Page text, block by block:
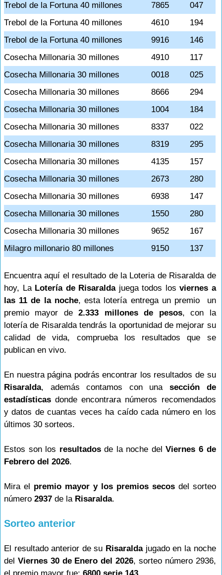
Trebol de la Fortuna 40 millones
7865
047
Trebol de la Fortuna 40 millones
4610
194
Trebol de la Fortuna 40 millones
9916
146
Cosecha Millonaria 30 millones
4910
117
Cosecha Millonaria 30 millones
0018
025
Cosecha Millonaria 30 millones
8666
294
Cosecha Millonaria 30 millones
1004
184
Cosecha Millonaria 30 millones
8337
022
Cosecha Millonaria 30 millones
8319
295
Cosecha Millonaria 30 millones
4135
157
Cosecha Millonaria 30 millones
2673
280
Cosecha Millonaria 30 millones
6938
147
Cosecha Millonaria 30 millones
1550
280
Cosecha Millonaria 30 millones
9652
167
Milagro millonario 80 millones
9150 137
Encuentra aquí el resultado de la Loteria de Risaralda de
hoy, La Lotería de Risaraldajuega todos losviernes a
las 11 de la noche, esta lotería entrega un premio un
premio mayor de2.333 millones de pesos, con la
lotería de Risaralda tendrás la oportunidad de mejorar su
calidad de vida, comprueba los resultados que se
publican en vivo.
En nuestra página podrás encontrar los resultados de su
Risaralda, además contamos con una sección de
estadísticas donde encontrara números recomendados
y datos de cuantas veces ha caído cada número en los
últimos 30 sorteos.
Estos son los resultadosde la noche delViernes 6 de
Febrero del 2026.
Mira el premio mayor y los premios secosdel sorteo
número 2937 de la Risaralda.
Sorteo anterior
El resultado anterior de su Risaraldajugado en la noche
del Viernes 30 de Enero del 2026, sorteo número 2936,